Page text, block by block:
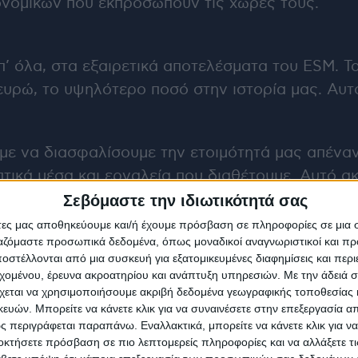
Σεβόμαστε την ιδιωτικότητά σας
μας αποθηκεύουμε και/ή έχουμε πρόσβαση σε πληροφορίες σε
προσωπικά δεδομένα, όπως μοναδικοί αναγνωριστικοί και
από μια συσκευή για εξατομικευμένες διαφημίσεις και
έρευνα ακροατηρίου και ανάπτυξη υπηρεσιών. Με την άδειά
να χρησιμοποιήσουμε ακριβή δεδομένα γεωγραφικής τοποθεσίας
Μπορείτε να κάνετε κλικ για να συναινέσετε στην επεξεργασία
παραπάνω. Εναλλακτικά, μπορείτε να κάνετε κλικ για
πρόσβαση σε πιο λεπτομερείς πληροφορίες και να αλλάξετε
στα εξαιρετικά αποτελέσματα του ESM.
το υψηλότερο ποσό στην ιστορία μας.
να διασφαλίσουμε την ετοιμότητά μας
μέσα και εργαλεία που διαθέτουμε. Αυτό
σήμερα θα καλωσορίσουμε θερμά τη
τον Ιανουάριο του τρέχοντος έτους και